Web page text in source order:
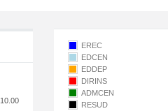
10.00
EREC
EDCEN
EDDEP
DIRINS
ADMCEN
RESUD